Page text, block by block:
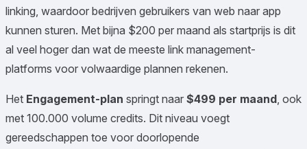
linking, waardoor bedrijven gebruikers van web naar app
kunnen sturen. Met bijna $200 per maand als startprijs is dit
al veel hoger dan wat de meeste link management-
platforms voor volwaardige plannen rekenen.
Het Engagement-plan springt naar $499 per maand, ook
met 100.000 volume credits. Dit niveau voegt
gereedschappen toe voor doorlopende